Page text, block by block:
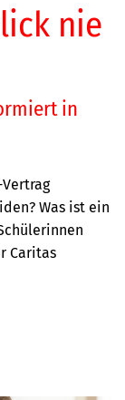
nie
in
Was ist ein
Caritas